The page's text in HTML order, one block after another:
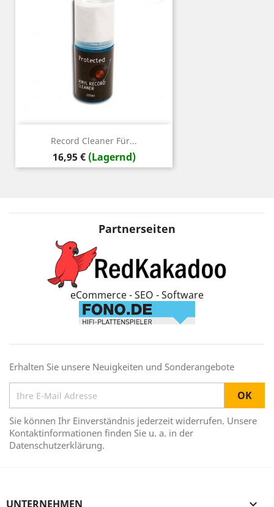
Record Cleaner Für...
Preis
16,95 € (Lagernd)
Partnerseiten
eCommerce - SEO - Software
Erhalten Sie unsere Neuigkeiten und Sonderangebote
Sie können Ihr Einverständnis jederzeit widerrufen. Unsere
Kontaktinformationen finden Sie u. a. in der
Datenschutzerklärung.
UNTERNEHMEN